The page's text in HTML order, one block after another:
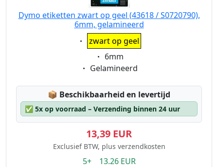
Dymo etiketten zwart op geel (43618 / S0720790),
6mm, gelamineerd
Eigenschaft:
zwart op geel
Eigenschaft:
6mm
Eigenschaft:
Gelamineerd
📦 Lagerstatus:
Beschikbaarheid en levertijd
✅ 5x op voorraad – Verzending binnen 24 uur
13,39 EUR
Exclusief BTW, plus verzendkosten
5+ 13.26 EUR